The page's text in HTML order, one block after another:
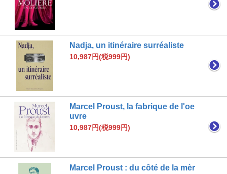
Nadja, un itinéraire surréaliste
10,987円(税999円)
Marcel Proust, la fabrique de l'oe
uvre
10,987円(税999円)
Marcel Proust : du côté de la mèr